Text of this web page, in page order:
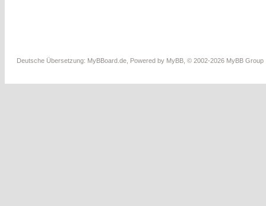
Deutsche Übersetzung: MyBBoard.de , Powered by MyBB , © 2002-2026 MyBB Group